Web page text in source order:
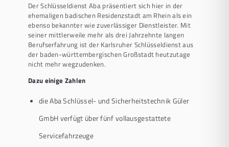
Der Schlüsseldienst Aba präsentiert sich hier in der
ehemaligen badischen Residenzstadt am Rhein als ein
ebenso bekannter wie zuverlässiger Dienstleister. Mit
seiner mittlerweile mehr als drei Jahrzehnte langen
Berufserfahrung ist der Karlsruher Schlüsseldienst aus
der baden-württembergischen Großstadt heutzutage
nicht mehr wegzudenken.
Dazu einige Zahlen
die Aba Schlüssel- und Sicherheitstechnik Güler
GmbH verfügt über fünf vollausgestattete
Servicefahrzeuge